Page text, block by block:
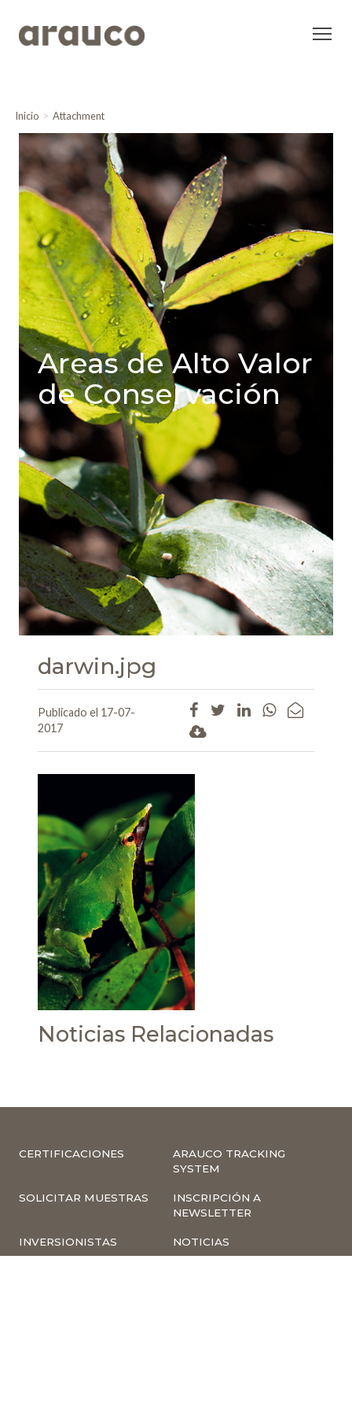
Inicio Attachment
Areas de Alto Valor
de Conservación
darwin.jpg
Publicado el 17-07-
2017
Noticias Relacionadas
CERTIFICACIONES
ARAUCO TRACKING
SYSTEM
SOLICITAR MUESTRAS
INSCRIPCIÓN A
NEWSLETTER
INVERSIONISTAS NOTICIAS